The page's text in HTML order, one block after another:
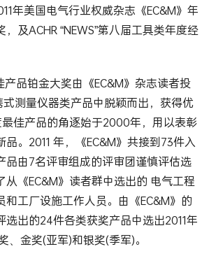
年美国电气行业权威杂志《EC&M》年
及ACHR “NEWS”第八届工具类年度经
产品铂金大奖由《EC&M》杂志读者投
式测量仪器类产品中脱颖而出，获得优
最佳产品的角逐始于2000年，用以表彰
。2011 年，《EC&M》共接到73件入
品由7名评审组成的评审团谨慎评估选
从《EC&M》读者群中选出的 电气工程
和工厂设施工作人员。由《EC&M》的
选出的24件各类获奖产品中选出2011年
、金奖(亚军)和银奖(季军)。